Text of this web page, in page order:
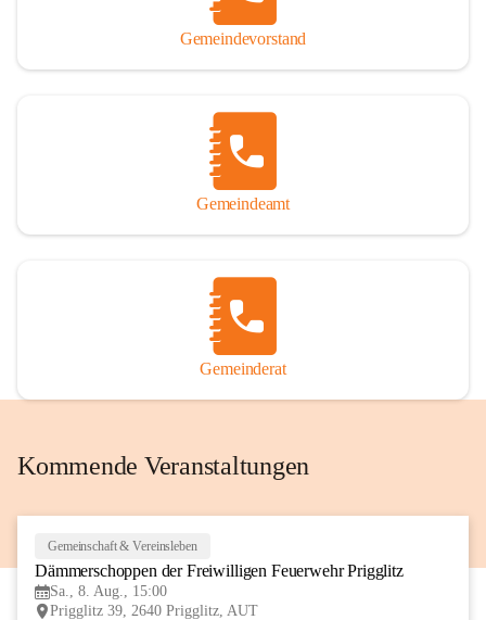
Gemeindevorstand
Gemeindeamt
Gemeinderat
Kommende Veranstaltungen
Gemeinschaft & Vereinsleben
Dämmerschoppen der Freiwilligen Feuerwehr Prigglitz
Sa., 8. Aug., 15:00
Prigglitz 39, 2640 Prigglitz, AUT